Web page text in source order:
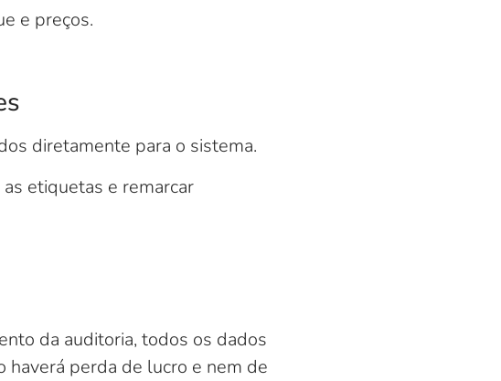
e preços.
diretamente para o sistema.
etiquetas e remarcar
da auditoria, todos os dados
haverá perda de lucro e nem de